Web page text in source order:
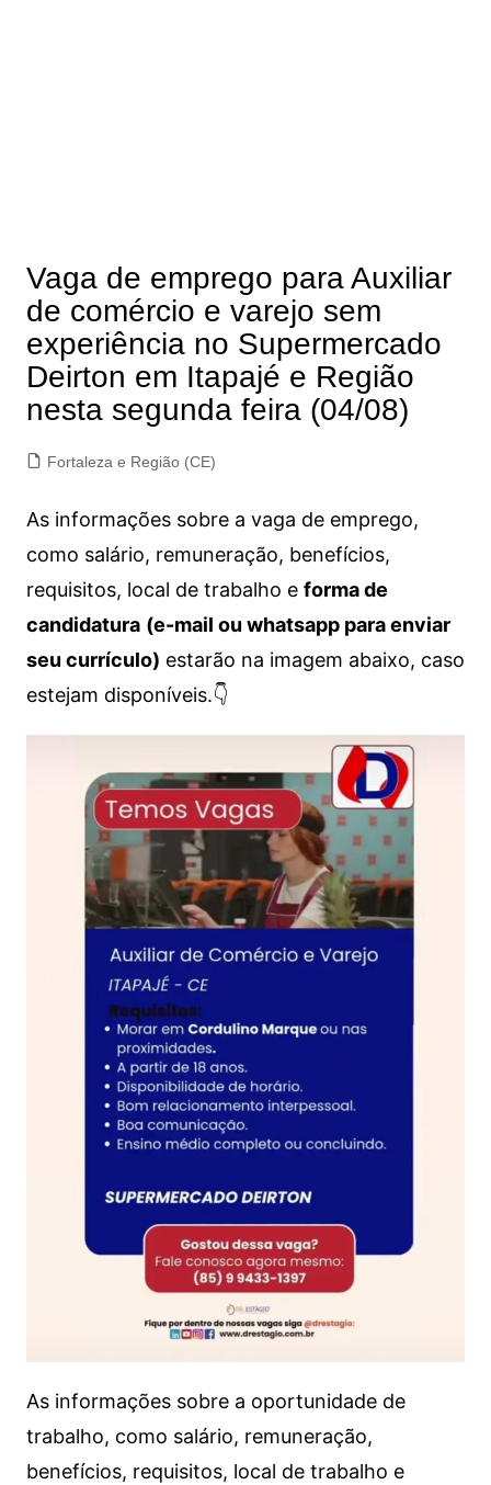
Vaga de emprego para Auxiliar
de comércio e varejo sem
experiência no Supermercado
Deirton em Itapajé e Região
nesta segunda feira (04/08)
Fortaleza e Região (CE)
As informações sobre a vaga de emprego,
como salário, remuneração, benefícios,
requisitos, local de trabalho e forma de
candidatura (e-mail ou whatsapp para enviar
seu currículo) estarão na imagem abaixo, caso
estejam disponíveis.👇
As informações sobre a oportunidade de
trabalho, como salário, remuneração,
benefícios, requisitos, local de trabalho e